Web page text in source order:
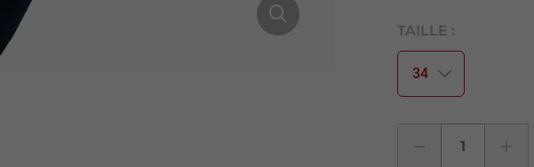
TAILLE :